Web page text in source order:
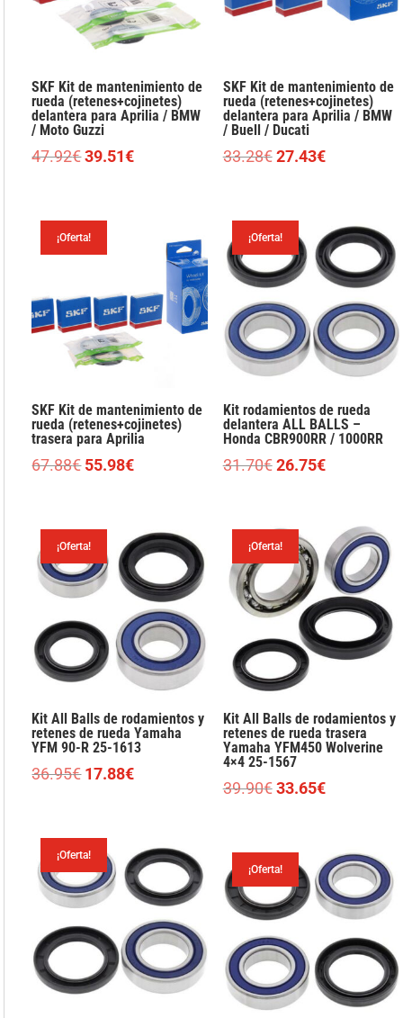
SKF Kit de mantenimiento de
rueda (retenes+cojinetes)
delantera para Aprilia / BMW
/ Moto Guzzi
47.92€El
era:
39.51€El
39.51€.
SKF Kit de mantenimiento de
rueda (retenes+cojinetes)
delantera para Aprilia / BMW
/ Buell / Ducati
33.28€ El
era:
33.28€.
27.43€El
es:
27.43€.
¡Oferta!
SKF Kit de mantenimiento de
rueda (retenes+cojinetes)
trasera para Aprilia
67.88€ El
era:
67.88€.
55.98€El
es:
55.98€.
¡Oferta!
Kit rodamientos de rueda
delantera ALL BALLS –
Honda CBR900RR / 1000RR
31.70€ El
era:
31.70€.
26.75€El
es:
26.75€.
¡Oferta!
Kit All Balls de rodamientos y
retenes de rueda Yamaha
YFM 90-R 25-1613
36.95€ El
era:
36.95€.
17.88€El
17.88€.
¡Oferta!
Kit All Balls de rodamientos y
retenes de rueda trasera
Yamaha YFM450 Wolverine
4×4 25-1567
39.90€ El
era:
39.90€.
33.65€El
es:
33.65€.
¡Oferta!
¡Oferta!